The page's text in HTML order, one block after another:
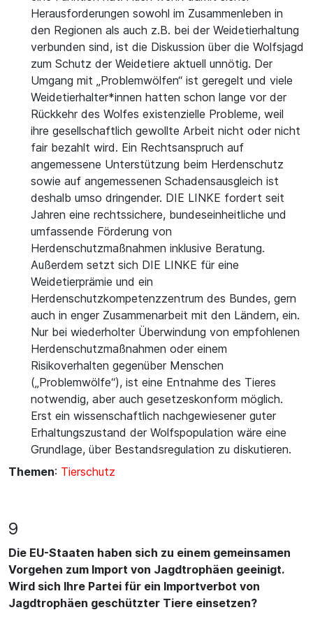
Herausforderungen sowohl im Zusammenleben in
den Regionen als auch z.B. bei der Weidetierhaltung
verbunden sind, ist die Diskussion über die Wolfsjagd
zum Schutz der Weidetiere aktuell unnötig. Der
Umgang mit „Problemwölfen“ ist geregelt und viele
Weidetierhalter*innen hatten schon lange vor der
Rückkehr des Wolfes existenzielle Probleme, weil
ihre gesellschaftlich gewollte Arbeit nicht oder nicht
fair bezahlt wird. Ein Rechtsanspruch auf
angemessene Unterstützung beim Herdenschutz
sowie auf angemessenen Schadensausgleich ist
deshalb umso dringender. DIE LINKE fordert seit
Jahren eine rechtssichere, bundeseinheitliche und
umfassende Förderung von
Herdenschutzmaßnahmen inklusive Beratung.
Außerdem setzt sich DIE LINKE für eine
Weidetierprämie und ein
Herdenschutzkompetenzzentrum des Bundes, gern
auch in enger Zusammenarbeit mit den Ländern, ein.
Nur bei wiederholter Überwindung von empfohlenen
Herdenschutzmaßnahmen oder einem
Risikoverhalten gegenüber Menschen
(„Problemwölfe“), ist eine Entnahme des Tieres
notwendig, aber auch gesetzeskonform möglich.
Erst ein wissenschaftlich nachgewiesener guter
Erhaltungszustand der Wolfspopulation wäre eine
Grundlage, über Bestandsregulation zu diskutieren.
Themen: Tierschutz
9
Die EU-Staaten haben sich zu einem gemeinsamen
Vorgehen zum Import von Jagdtrophäen geeinigt.
Wird sich Ihre Partei für ein Importverbot von
Jagdtrophäen geschützter Tiere einsetzen?